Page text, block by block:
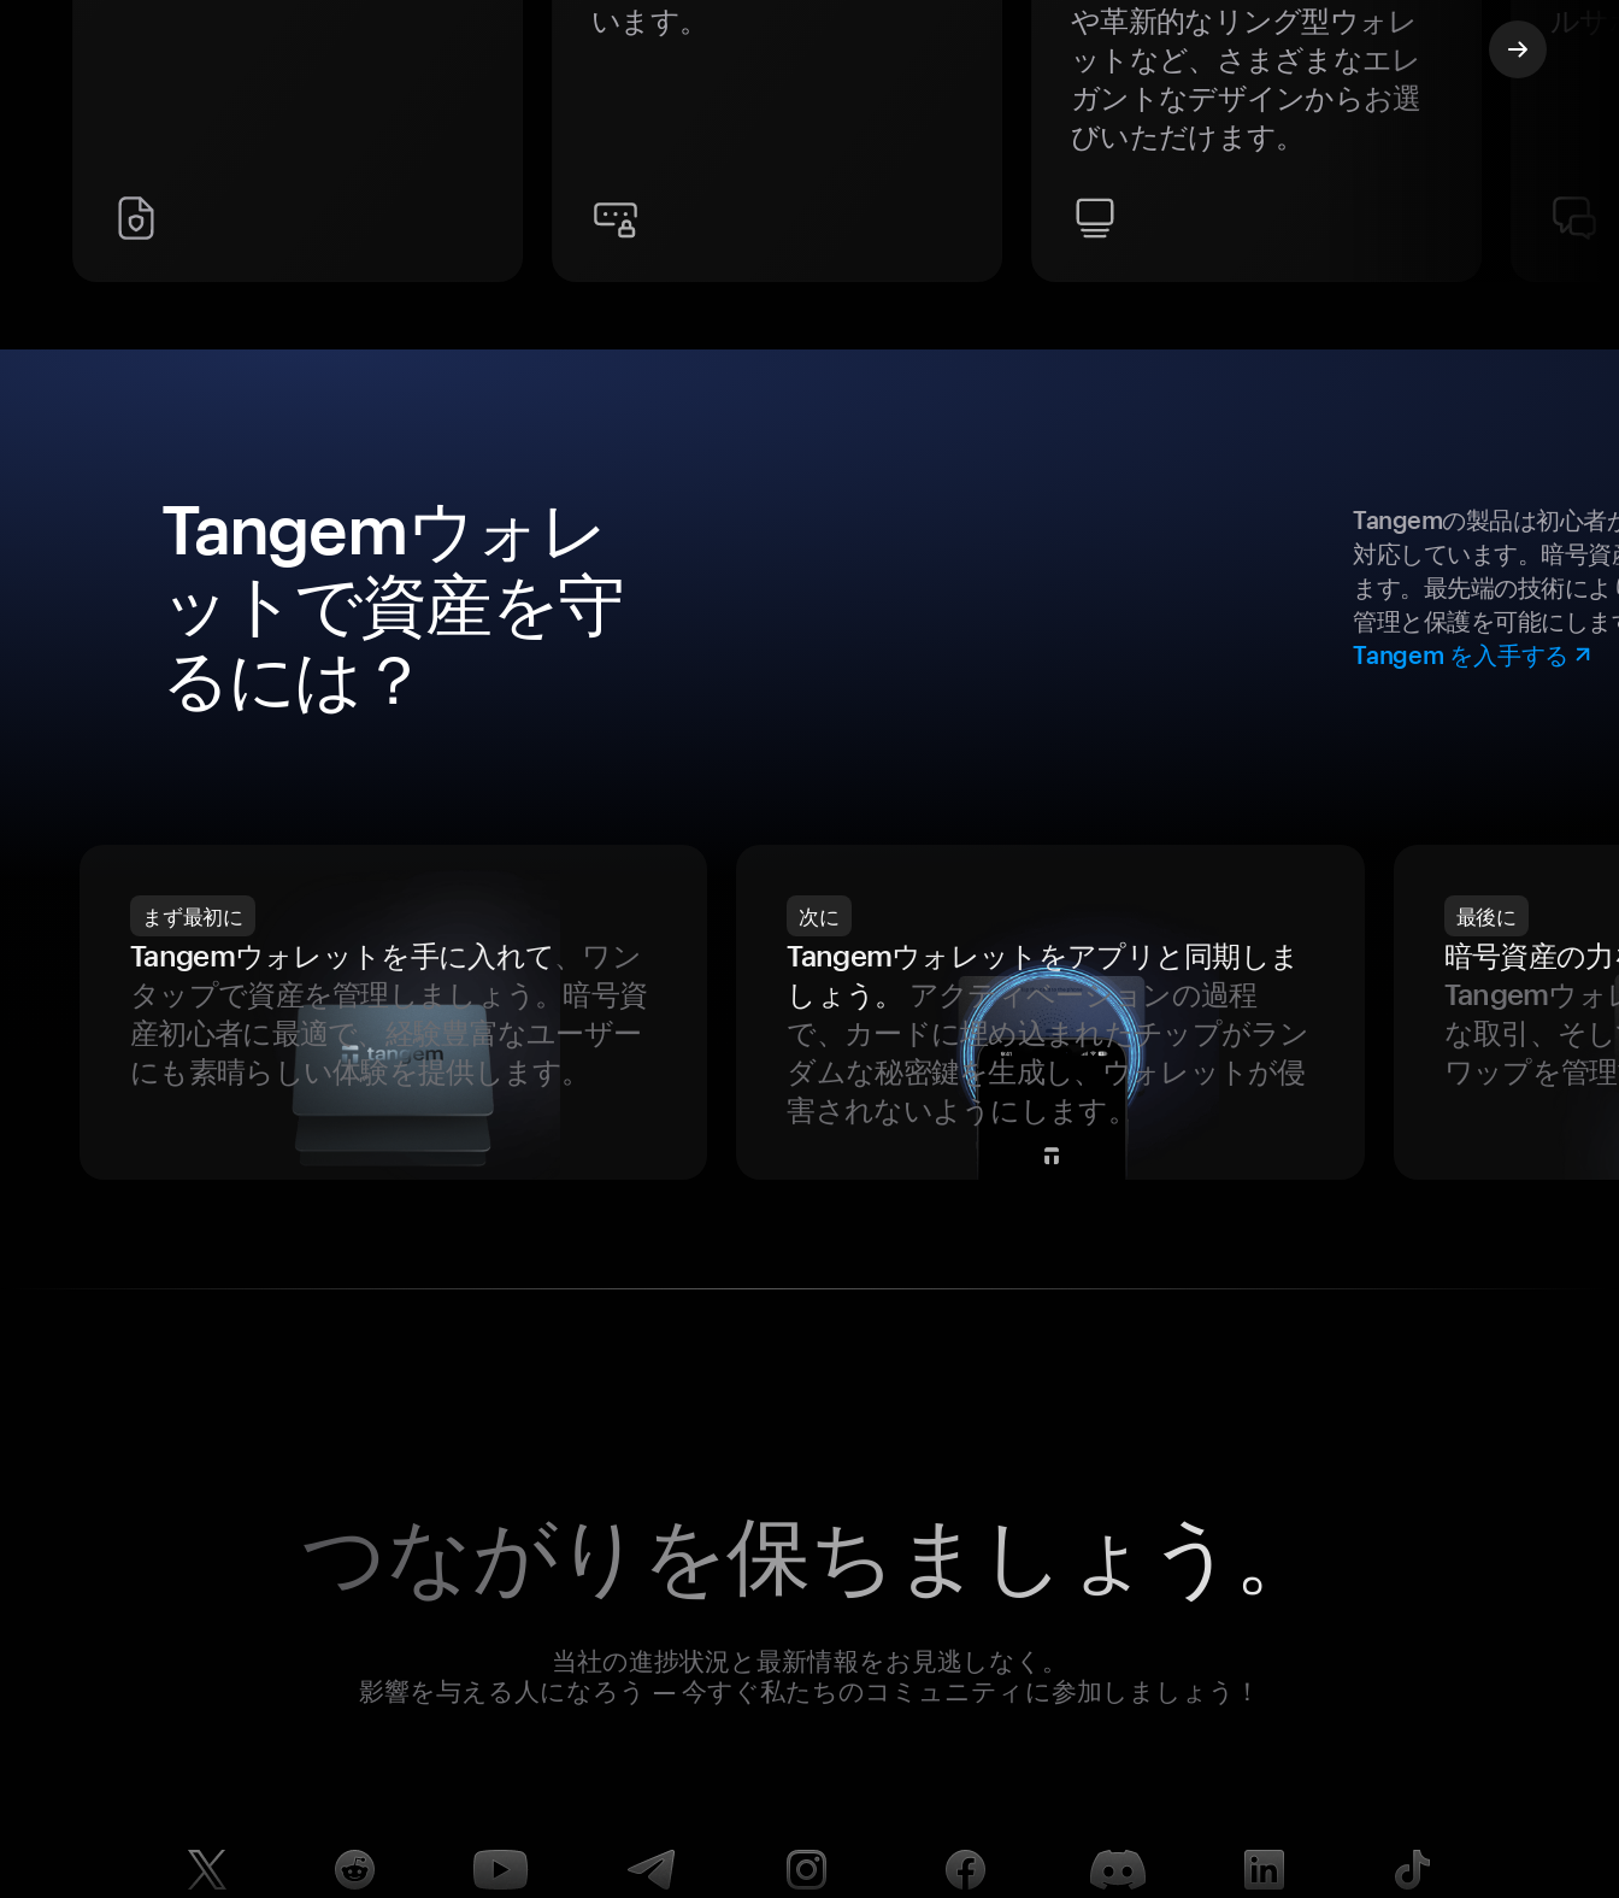
います。
や革新的なリング型ウォレ
ットなど、さまざまなエレ
ガントなデザインからお選
びいただけます。
ルサ
Tangemウォレ
ットで資産を守
るには？
Tangemの製品は初心者
対応しています。暗号
ます。最先端の技術に
管理と保護を可能にしま
Tangem を入手する
まず最初に
Tangemウォレットを手に入れて、ワン
タップで資産を管理しましょう。暗号資
産初心者に最適で、経験豊富なユーザー
にも素晴らしい体験を提供します。
次に
Tangemウォレットをアプリと同期しま
しょう。
アクティベーションの過程
で、カードに埋め込まれたチップがラン
ダムな秘密鍵を生成し、ウォレットが侵
害されないようにします。
最後に
暗号資産の
Tangemウォ
な取引、そ
ワップを管
つながりを保ちましょう。
当社の進捗状況と最新情報をお見逃しなく。
影響を与える人になろう — 今すぐ私たちのコミュニティに参加しましょう！